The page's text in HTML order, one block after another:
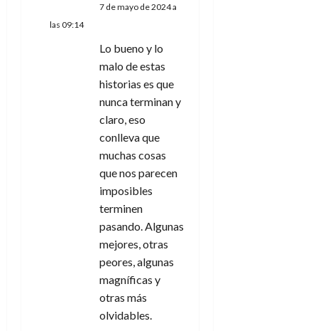
7 de mayo de 2024 a
las 09:14
Lo bueno y lo
malo de estas
historias es que
nunca terminan y
claro, eso
conlleva que
muchas cosas
que nos parecen
imposibles
terminen
pasando. Algunas
mejores, otras
peores, algunas
magníficas y
otras más
olvidables.